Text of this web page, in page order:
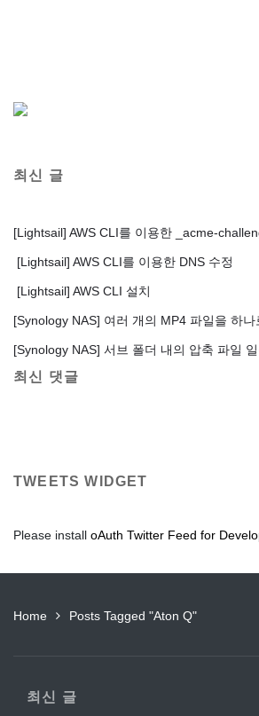
최신 글
[Lightsail] AWS CLI를 이용한 _acme-
[Lightsail] AWS CLI를 이용한 DNS 수정
[Lightsail] AWS CLI 설치
[Synology NAS] 여러 개의 MP4 파일을 하
[Synology NAS] 서브 폴더 내의 압축 파일
최신 댓글
TWEETS WIDGET
Please install oAuth Twitter Feed for
Home Posts Tagged "Aton Q"
최신 글